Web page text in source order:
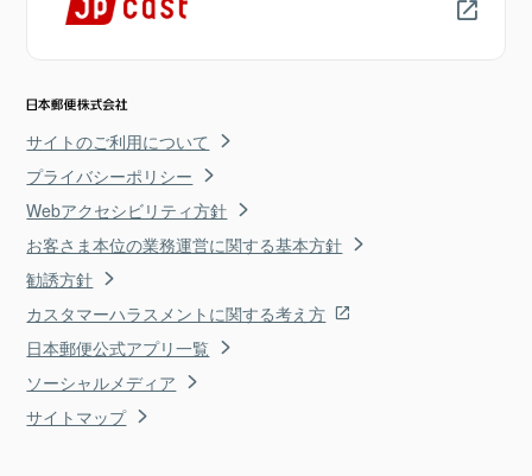
サイトのご利用について
プライバシーポリシー
Webアクセシビリティ方針
お客さま本位の業務運営に関する基本方針
勧誘方針
カスタマーハラスメントに関する考え方
日本郵便公式アプリ一覧
ソーシャルメディア
サイトマップ